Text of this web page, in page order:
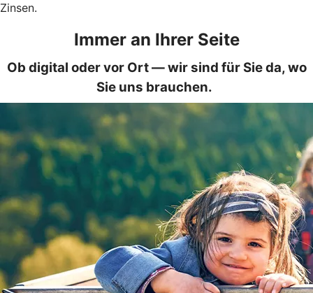
Zinsen.
Immer an Ihrer Seite
Ob digital oder vor Ort — wir sind für Sie da, wo
Sie uns brauchen.